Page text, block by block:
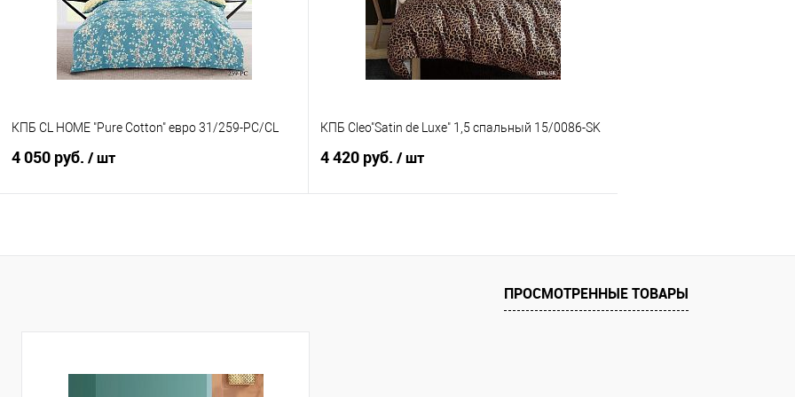
КПБ CL HOME "Pure Cotton" евро 31/259-PC/CL
4 050 руб. / шт
КПБ Cleo"Satin de Luxe" 1,5 спальный 15/0086-SK
4 420 руб. / шт
ПРОСМОТРЕННЫЕ ТОВАРЫ